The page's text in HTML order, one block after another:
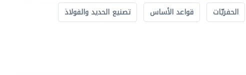
الحفريّات قواعد الأساس
تصنيع الحديد والفولاذ